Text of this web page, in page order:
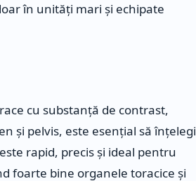
în unități mari și echipate
cu substanță de contrast,
și pelvis, este esențial să înțelegi
rapid, precis și ideal pentru
foarte bine organele toracice și